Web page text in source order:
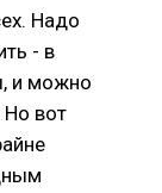
Надо
- в
и можно
Но вот